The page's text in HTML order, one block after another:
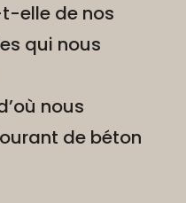
elle de nos
qui nous
nous
de béton